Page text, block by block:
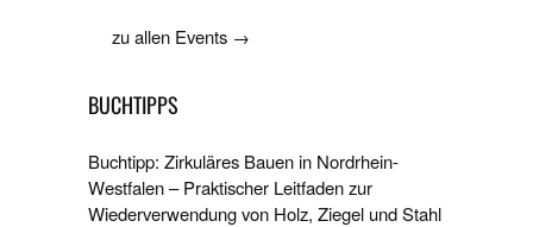
zu allen Events →
BUCHTIPPS
Buchtipp: Zirkuläres Bauen in Nordrhein-
Westfalen – Praktischer Leitfaden zur
Wiederverwendung von Holz, Ziegel und Stahl